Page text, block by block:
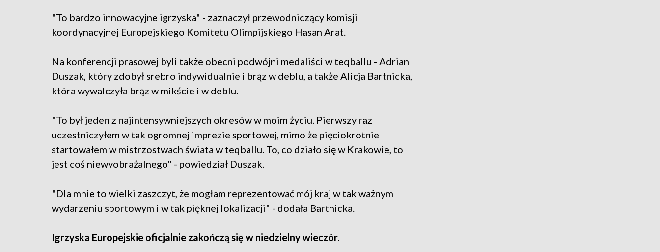
"To bardzo innowacyjne igrzyska" - zaznaczył przewodniczący komisji
koordynacyjnej Europejskiego Komitetu Olimpijskiego Hasan Arat.
Na konferencji prasowej byli także obecni podwójni medaliści w teqballu - Adrian
Duszak, który zdobył srebro indywidualnie i brąz w deblu, a także Alicja Bartnicka,
która wywalczyła brąz w mikście i w deblu.
"To był jeden z najintensywniejszych okresów w moim życiu. Pierwszy raz
uczestniczyłem w tak ogromnej imprezie sportowej, mimo że pięciokrotnie
startowałem w mistrzostwach świata w teqballu. To, co działo się w Krakowie, to
jest coś niewyobrażalnego" - powiedział Duszak.
"Dla mnie to wielki zaszczyt, że mogłam reprezentować mój kraj w tak ważnym
wydarzeniu sportowym i w tak pięknej lokalizacji" - dodała Bartnicka.
Igrzyska Europejskie oficjalnie zakończą się w niedzielny wieczór.